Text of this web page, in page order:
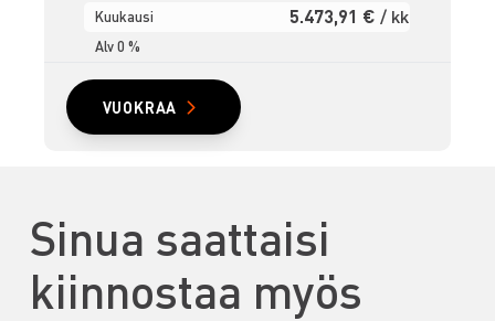
Kuukausi 5.473,91 € / kk
Alv 0 %
VUOKRAA
Sinua saattaisi
kiinnostaa myös